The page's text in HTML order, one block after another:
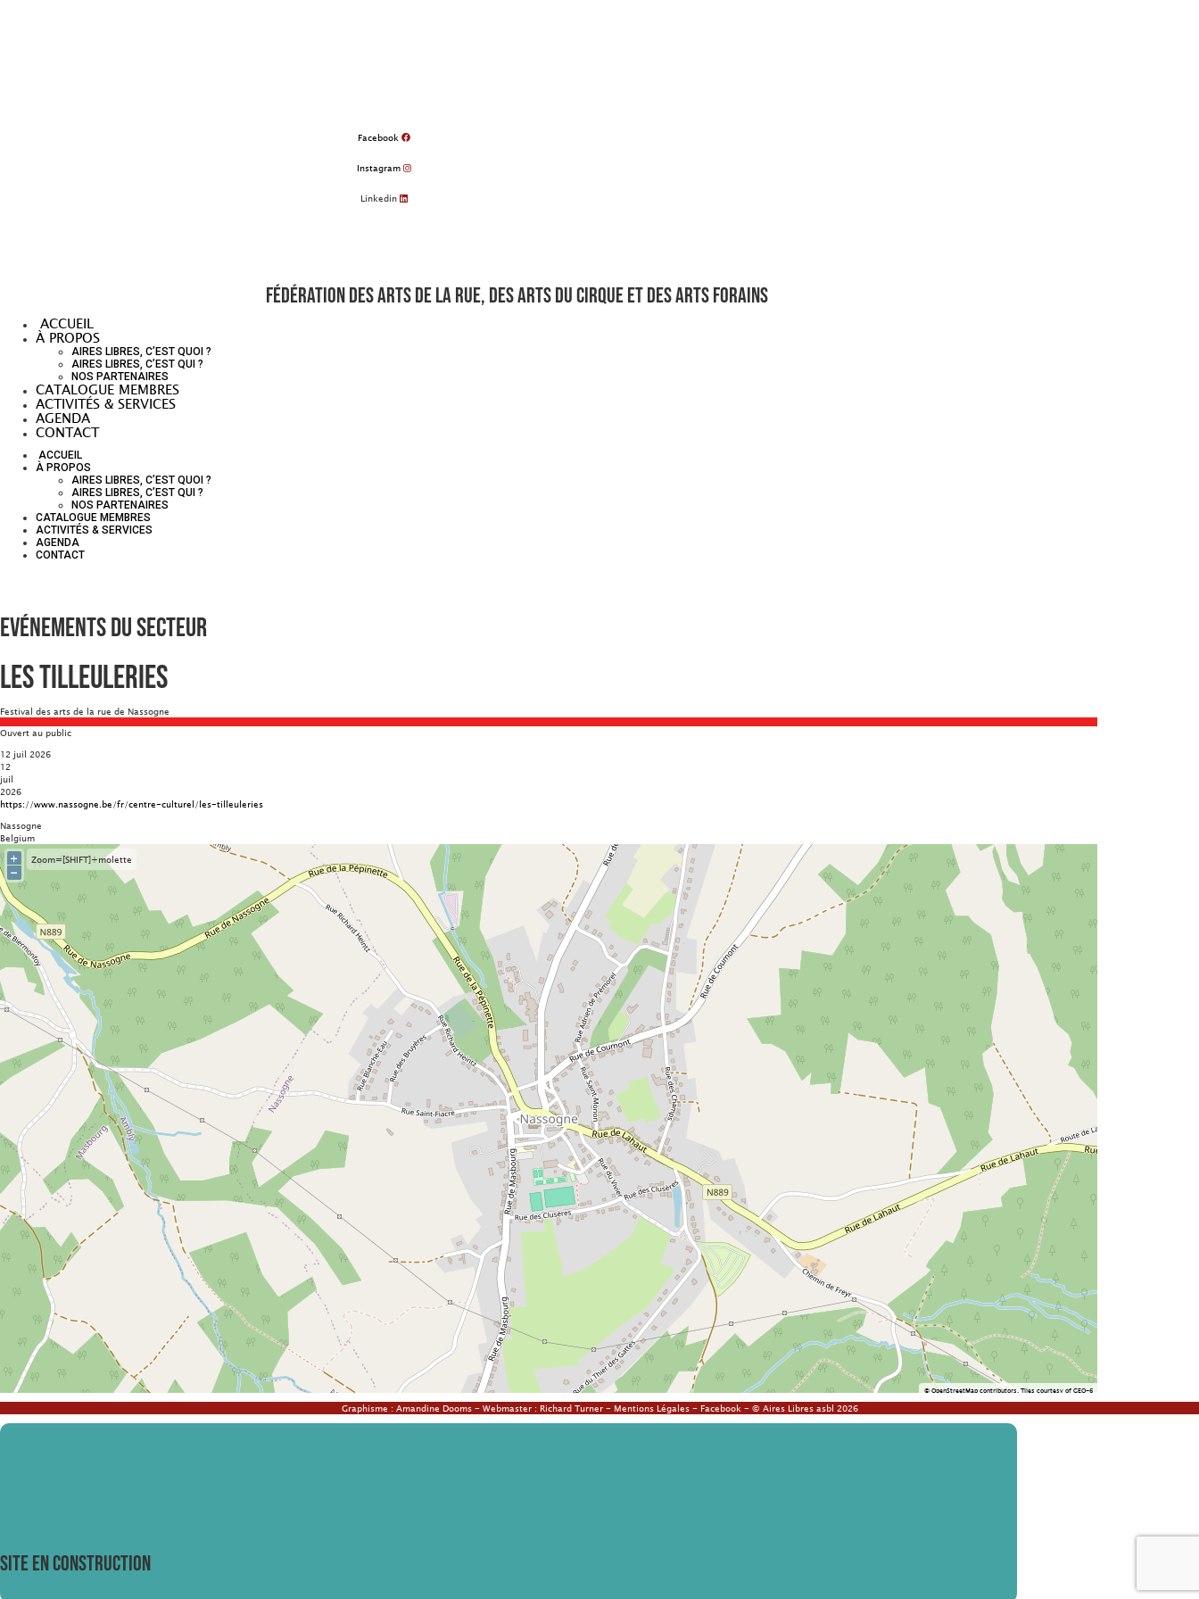
Facebook
Instagram
Linkedin
Fédération des arts de la rue, des arts du cirque et des arts forains
ACCUEIL
À PROPOS
AIRES LIBRES, C’EST QUOI ?
AIRES LIBRES, C’EST QUI ?
NOS PARTENAIRES
CATALOGUE MEMBRES
ACTIVITÉS & SERVICES
AGENDA
CONTACT
ACCUEIL
À PROPOS
AIRES LIBRES, C’EST QUOI ?
AIRES LIBRES, C’EST QUI ?
NOS PARTENAIRES
CATALOGUE MEMBRES
ACTIVITÉS & SERVICES
AGENDA
CONTACT
Evénements du secteur
Les Tilleuleries
Festival des arts de la rue de Nassogne
Ouvert au public
12 juil 2026
12
juil
2026
https://www.nassogne.be/fr/centre-culturel/les-tilleuleries
Nassogne
Belgium
Zoom=[SHIFT]+molette
+
−
©OpenStreetMapcontributors. Tiles courtesy ofGEO-6
Graphisme : Amandine Dooms- Webmaster : Richard Turner- Mentions Légales- Facebook - © Aires Libres asbl 2026
SITE EN CONSTRUCTION